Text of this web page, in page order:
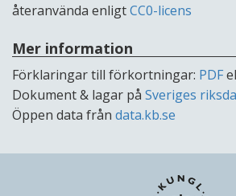
återanvända enligtCC0-licens
Mer information
Förklaringar till förkortningar: PDF
Dokument & lagar på Sveriges
Öppen data från data.kb.se